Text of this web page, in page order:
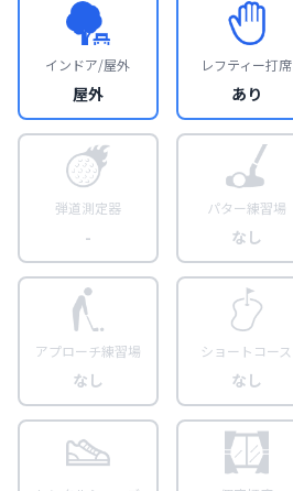
インドア/屋外
屋外
レフティー打席
あり
弾道測定器
-
パター練習場
なし
アプローチ練習場
なし
ショートコース
なし